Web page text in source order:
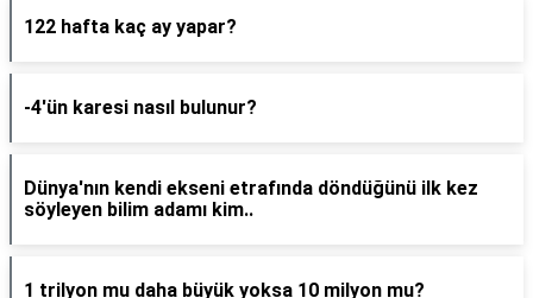
122 hafta kaç ay yapar?
-4'ün karesi nasıl bulunur?
Dünya'nın kendi ekseni etrafında döndüğünü ilk kez
söyleyen bilim adamı kim..
1 trilyon mu daha büyük yoksa 10 milyon mu?